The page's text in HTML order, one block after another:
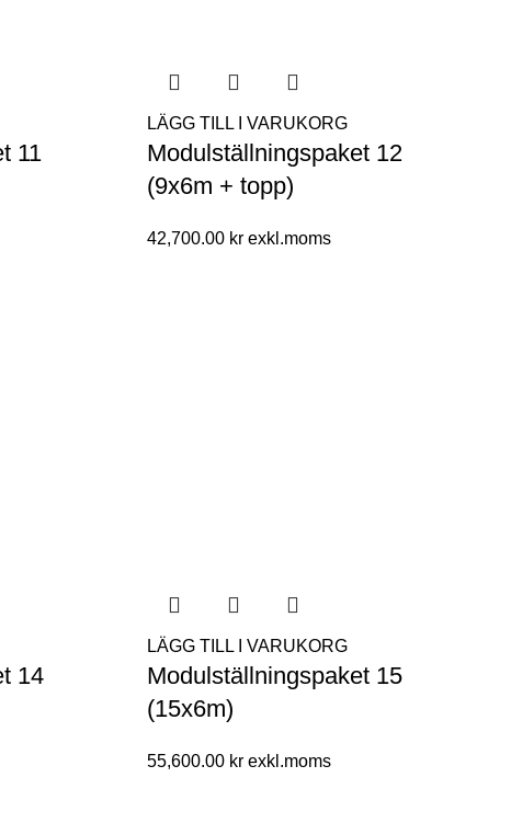
11
LÄGG TILL I VARUKORG
Modulställningspaket 12
(9x6m + topp)
42,700.00 kr
14
LÄGG TILL I VARUKORG
Modulställningspaket 15
(15x6m)
55,600.00 kr